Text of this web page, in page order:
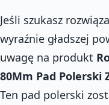
Jeśli szukasz
wyraźnie gładszej
uwagę na produkt
80Mm Pad
Ten pad polerski